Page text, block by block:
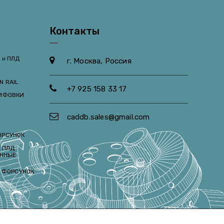
ПЛД
RAIL
ПЛД
ФОРСУНОК
Контакты
г. Москва, Россия
+7 925 158 33 17
caddb.sales@gmail.com